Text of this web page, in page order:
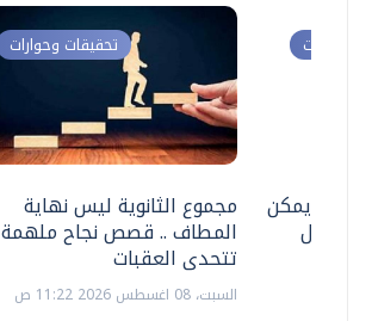
تحقيقات وحوارات
مجموع الثانوية ليس نهاية
المطاف .. قصص نجاح ملهمة
تتحدى العقبات
السبت، 08 اغسطس 2026 11:22 ص
وحوارات
.. هل يمكن
نتعامل